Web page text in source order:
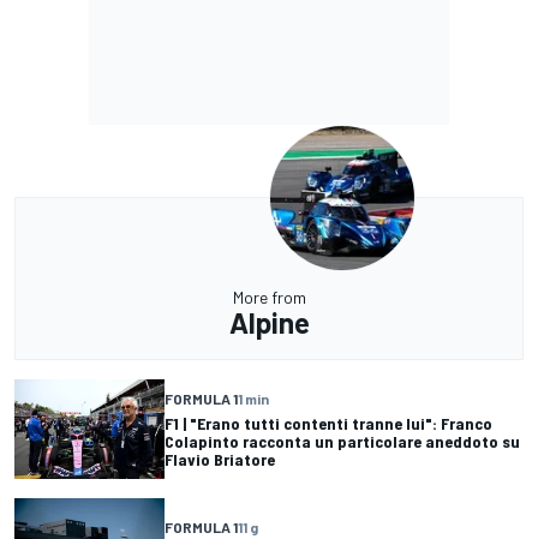
More from
Alpine
FORMULA 11 min
F1 | "Erano tutti contenti tranne lui": Franco
Colapinto racconta un particolare aneddoto su
Flavio Briatore
FORMULA 111 g